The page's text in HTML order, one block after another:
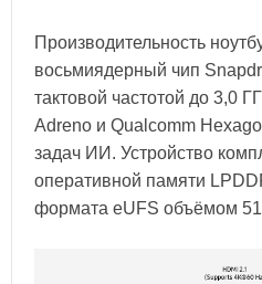
Производительность
восьмиядерный чип
тактовой частотой до 3,0
Adreno и Qualcomm
задач ИИ. Устройство
оперативной памяти
формата eUFS объёмом